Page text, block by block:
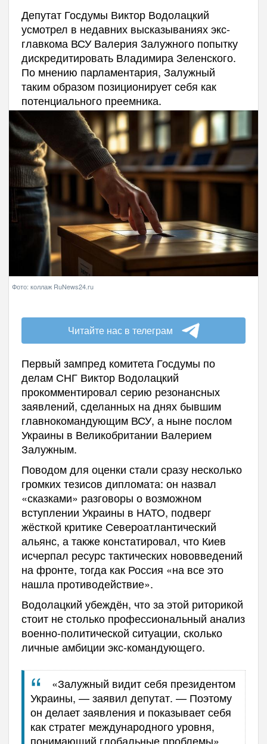
Депутат Госдумы Виктор Водолацкий
усмотрел в недавних высказываниях экс-
главкома ВСУ Валерия Залужного попытку
дискредитировать Владимира Зеленского.
По мнению парламентария, Залужный
таким образом позиционирует себя как
потенциального преемника.
Фото: коллаж RuNews24.ru
Читайте нас в телеграм
Первый зампред комитета Госдумы по
делам СНГ Виктор Водолацкий
прокомментировал серию резонансных
заявлений, сделанных на днях бывшим
главнокомандующим ВСУ, а ныне послом
Украины в Великобритании Валерием
Залужным.
Поводом для оценки стали сразу несколько
громких тезисов дипломата: он назвал
«сказками» разговоры о возможном
вступлении Украины в НАТО, подверг
жёсткой критике Североатлантический
альянс, а также констатировал, что Киев
исчерпал ресурс тактических нововведений
на фронте, тогда как Россия «на все это
нашла противодействие».
Водолацкий убеждён, что за этой риторикой
стоит не столько профессиональный анализ
военно-политической ситуации, сколько
личные амбиции экс-командующего.
«Залужный видит себя президентом
Украины, — заявил депутат. — Поэтому
он делает заявления и показывает себя
как стратег международного уровня,
понимающий глобальные проблемы».